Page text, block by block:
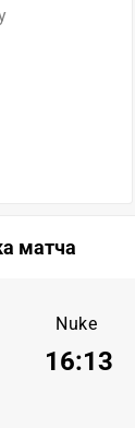
матча
Nuke
16:13